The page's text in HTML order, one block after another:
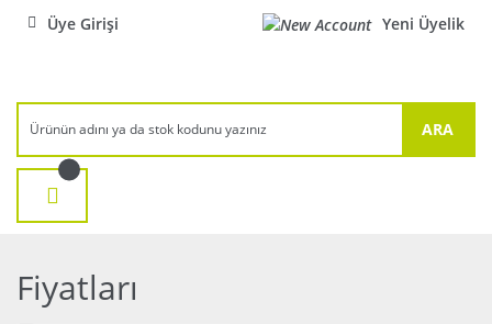
Üye Girişi Yeni Üyelik
ARA
Fiyatları